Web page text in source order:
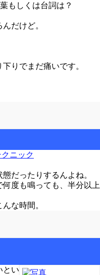
もしくは台詞は？
だけど。
りでまだ痛いです。
ニック
だったりするんよね。
度も鳴っても、半分以上
な時間。
とい